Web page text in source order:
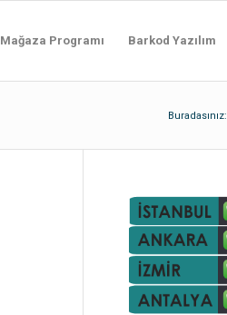
Mağaza Programı Barkod Yazılım
Buradasınız: